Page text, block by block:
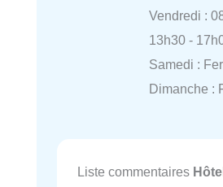
Vendredi :
13h30 -
Samedi :
Dimanche :
Liste commentaires